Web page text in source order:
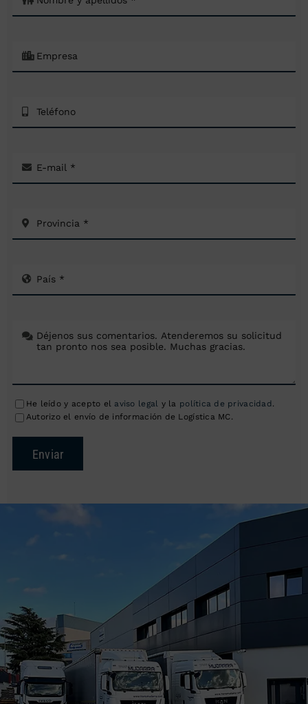
He leído y acepto el aviso legal y la política de privacidad.
Autorizo el envío de información de Logística MC.
Enviar